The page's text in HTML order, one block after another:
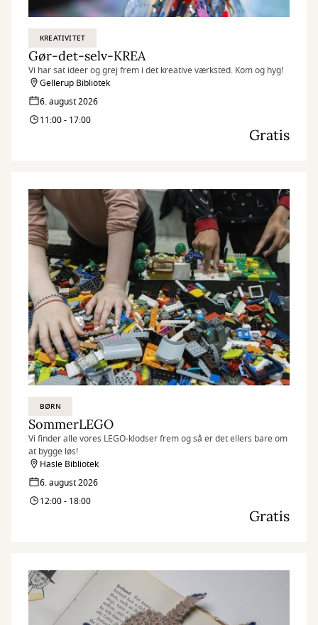
KREATIVITET
Gør-det-selv-KREA
Vi har sat ideer og grej frem i det kreative værksted. Kom og hyg!
Gellerup Bibliotek
6. august 2026
11:00 - 17:00
Gratis
BØRN
SommerLEGO
Vi finder alle vores LEGO-klodser frem og så er det ellers bare om
at bygge løs!
Hasle Bibliotek
6. august 2026
12:00 - 18:00
Gratis